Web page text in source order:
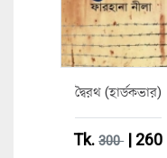
দ্বৈরথ (হার্ডকভার)
Tk.300| 260